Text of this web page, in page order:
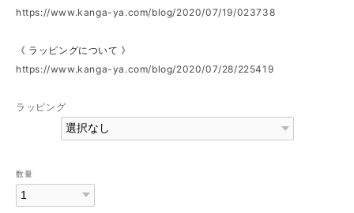
https://www.kanga-ya.com/blog/2020/07/19/023738
《 ラッピングについて 》
https://www.kanga-ya.com/blog/2020/07/28/225419
ラッピング
数量